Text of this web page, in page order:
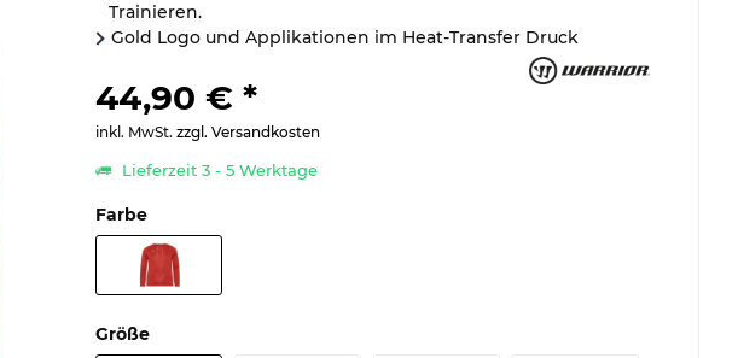
Trainieren.
Gold Logo und Applikationen im Heat-Transfer Druck
44,90 € *
inkl. MwSt. zzgl. Versandkosten
Lieferzeit 3 - 5 Werktage
Farbe
Größe